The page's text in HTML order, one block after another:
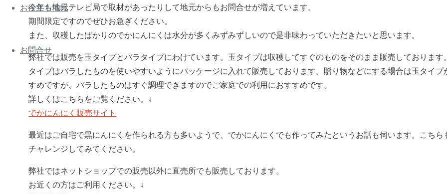
お役立ち情報
お問合せ
今年も地元テレビ局で取材があったりして地元からもお問合せが増えています。
期間限定ですのでぜひお急ぎください。
また、収穫したばかりのでかにんにくは水分が多くみずみずしいので是非味わっていただきたいと思います。
弊社では販売を玉タイプとバラタイプにわけています。玉タイプは収穫してすぐのものをそのまま販売しております
タイプはバラしたものを使いやすいようにパッケージに入れて販売しております。贈り物などにする場合は玉タイプ
すめですが、バラしたものはすぐ調理できますのでご家庭での利用におすすめです。
詳しくはこちらをご覧ください。↓
でかにんにく販売サイト
最近はご自宅で黒にんにくを作られる方も多いようで、でかにんにくでも作ってみたというお話も伺います。こちら
チャレンジしてみてください。
弊社ではネットショップでの販売以外に直売所でも販売しております。
お近くの方はご利用ください。↓